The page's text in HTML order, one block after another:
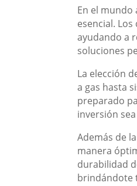
En el mundo
esencial.
ayudando a
soluciones
La elección
a gas hasta
preparado
inversión
Además de
manera
durabilidad
brindándote